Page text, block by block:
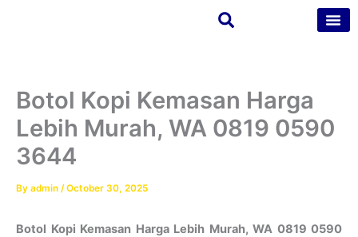
Botol Kopi Kemasan Harga
Lebih Murah, WA 0819 0590
3644
By admin /October 30, 2025
Botol Kopi Kemasan Harga Lebih Murah, WA 0819 0590